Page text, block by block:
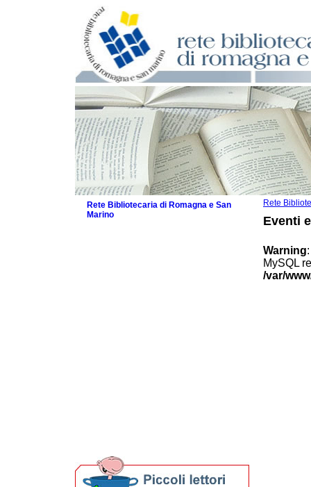
Rete
Eventi
Warning
MySQL
/var/
Rete Bibliotecaria di Romagna e San
Marino